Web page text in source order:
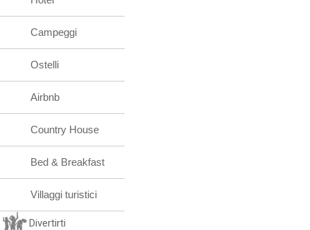
Campeggi
Ostelli
Airbnb
Country House
Bed & Breakfast
Villaggi turistici
Divertirti